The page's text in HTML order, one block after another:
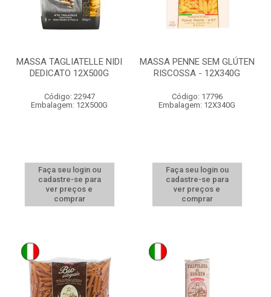
MASSA TAGLIATELLE NIDI
DEDICATO 12X500G
Código: 22947
Embalagem: 12X500G
Faça seu login ou
cadastre-se para
ver preços e
comprar
MASSA PENNE SEM GLÚTEN
RISCOSSA - 12X340G
Código: 17796
Embalagem: 12X340G
Faça seu login ou
cadastre-se para
ver preços e
comprar